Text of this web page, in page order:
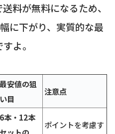
料が無料になるため、
に下がり、実質的な最
よ。
最安値の狙
い目
注意点
6本・12本
ポイントを考慮す